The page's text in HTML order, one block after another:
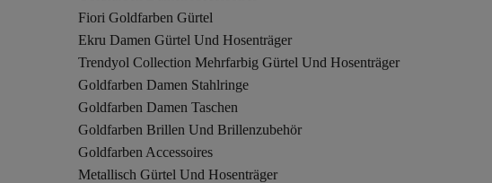
Fiori Goldfarben Gürtel
Ekru Damen Gürtel Und Hosenträger
Trendyol Collection Mehrfarbig Gürtel Und Hosenträger
Goldfarben Damen Stahlringe
Goldfarben Damen Taschen
Goldfarben Brillen Und Brillenzubehör
Goldfarben Accessoires
Metallisch Gürtel Und Hosenträger